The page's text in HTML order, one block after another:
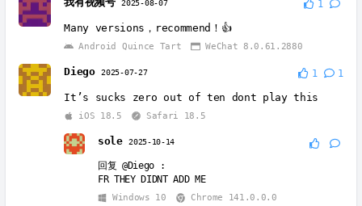
2025-08-07 1
Many versions，recommend！👍
Android Quince Tart WeChat 8.0.61.2880
Diego 2025-07-27 1 1
It’s sucks zero out of ten dont play this
iOS 18.5 Safari 18.5
sole 2025-10-14
回复@Diego :
FR THEY DIDNT ADD ME
Windows 10
Chrome 141.0.0.0